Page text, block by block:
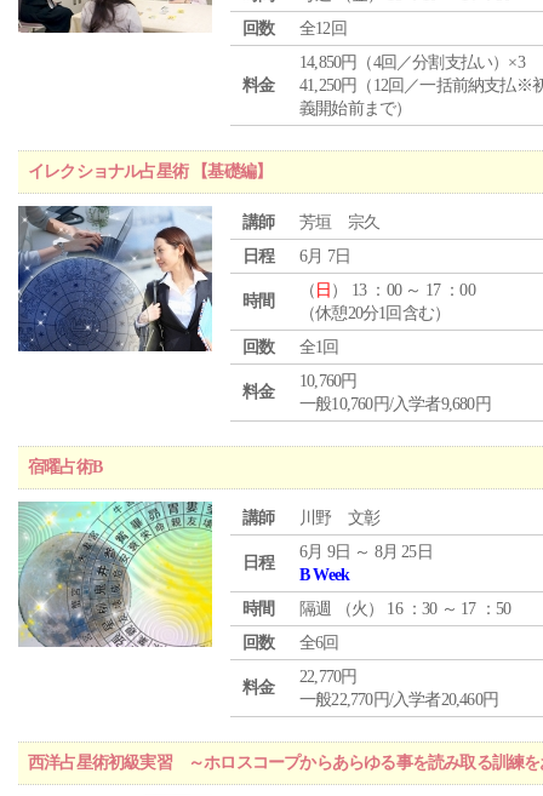
回数
全12回
料金
14,850円（4回／分割支払い）×3
41,250円（12回／一括前納支払※
義開始前まで）
イレクショナル占星術 【基礎編】
講師
芳垣 宗久
日程
6月 7日
時間
（ 日 ） 13 ：00 ～ 17 ：00
（休憩20分1回含む）
回数
全1回
料金
10,760円
一般10,760円/入学者9,680円
宿曜占術B
講師 川野 文彰
日程
6月 9日 ～ 8月 25日
B Week
時間
隔週 （火 ） 16 ：30 ～ 17 ：50
回数
全6回
料金
22,770円
一般22,770円/入学者20,460円
西洋占星術初級実習 ～ホロスコープからあらゆる事を読み取る訓練を